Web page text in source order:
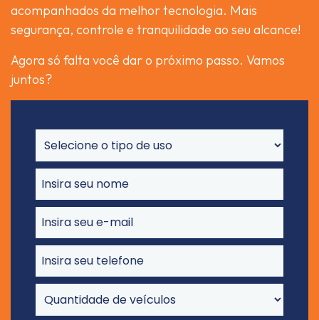
acompanhados da melhor tecnologia. Mais
segurança, controle e tranquilidade ao seu alcance!
Agora só falta você dar o próximo passo. Vamos
juntos?